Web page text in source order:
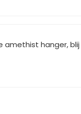
amethist hanger,